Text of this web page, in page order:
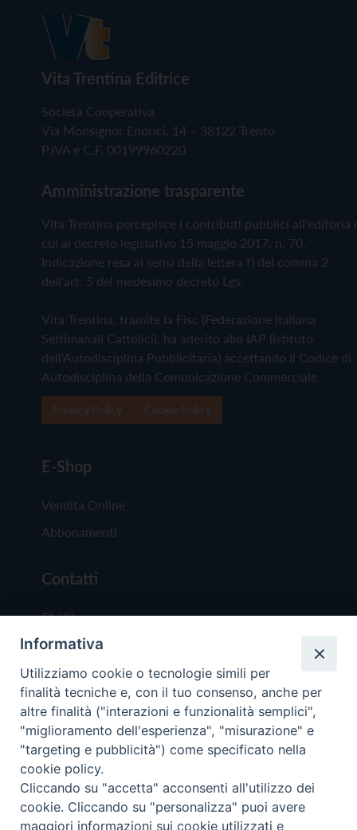
Vita Trentina Editrice
Società Cooperativa
Via Monsignor Endrici, 14 – 38122 Trento
P.IVA e C.F. 00199960220
Amministrazione trasparente
Vita Trentina percepisce i contributi pubblici all'editoria
cui al decreto legislativo 15 maggio 2017, n. 70.
Indicazione resa ai sensi della lettera f) del comma 2
dell'art. 5 del medesimo decreto Lgs.
Vita Trentina, tramite la Fisc (Federazione Italiana
Settimanali Cattolici), ha aderito allo IAP (Istituto
dell'Autodisciplina Pubblicitaria) accettando il Codice di
Autodisciplina della Comunicazione Commerciale
E-Shop
Vendita Online
Abbonamenti
Contatti
Chi Siamo
Redazione
Scrivici
Copyright © 2019 - Tutti i diritti riservati - Vita
Trentina Editrice
Informativa
Utilizziamo cookie o tecnologie simili per
finalità tecniche e, con il tuo consenso, anche per
altre finalità ("interazioni e funzionalità semplici",
"miglioramento dell'esperienza", "misurazione" e
"targeting e pubblicità") come specificato nella
cookie policy.
Cliccando su "accetta" acconsenti all'utilizzo dei
cookie. Cliccando su "personalizza" puoi avere
maggiori informazioni sui cookie utilizzati e